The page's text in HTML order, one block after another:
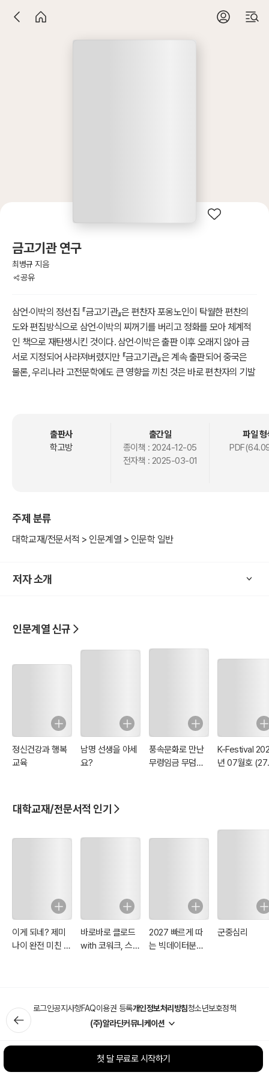
금고기관 연구
최병규 지음
공유
삼언·이박의 정선집 『금고기관』은 편찬자 포옹노인이 탁월한 편찬의
도와 편집방식으로 삼언·이박의 찌꺼기를 버리고 정화를 모아 체계적
인 책으로 재탄생시킨 것이다. 삼언·이박은 출판 이후 오래지 않아 금
서로 지정되어 사라져버렸지만 『금고기관』은 계속 출판되어 중국은
물론, 우리나라 고전문학에도 큰 영향을 끼친 것은 바로 편찬자의 기발
자의 정체에 대한 필자의 견해에서부터 오랜 기간 한중 양국에 유전된
판본들에 대한 고찰, 편찬방식과 편집내용에 나타난 포옹노인의 탁월
한 수법과 미학적 체계, 그리고 끝으로 『금고기관』의 가치와 한중 양국
출판사
학고방
출간일
종이책 : 2024-12-05
전자책 : 2025-03-01
파일 형
주제 분류
대학교재/전문서적 > 인문계열 > 인문학 일반
저자 소개
인문계열 신규
정신건강과 행복
교육
남명 선생을 아세
요?
풍속문화로 만난
무령임금 무덤의
K-Festival
년 07월호
대학교재/전문서적 인기
이게 되네? 제미
나이 완전 미친 활
바로바로 클로드
with 코워크, 스
2027 빠르게 따
는 빅데이터분석
군중심리
로그인공지사항FAQ이용권 등록개인정보처리방침청소년보호정책
(주)알라딘커뮤니케이션
첫 달 무료로 시작하기